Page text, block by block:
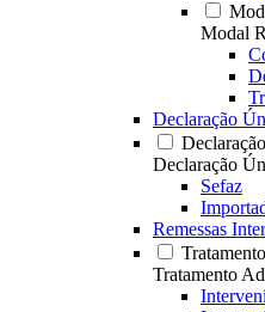
Modal
Declaração
Declaração
Sefaz
Remessas
Tratamento